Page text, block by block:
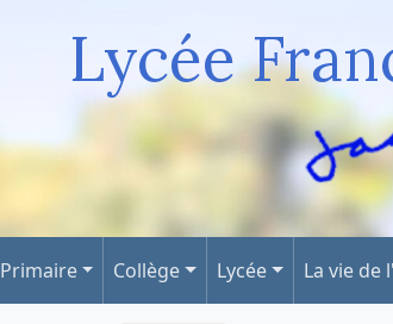
Lycée
Primaire Collège Lycée La vie de